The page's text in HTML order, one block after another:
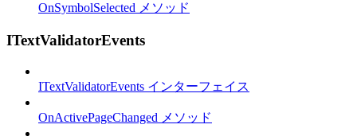
OnSymbolSelected メソッド
ITextValidatorEvents
ITextValidatorEvents インターフェイス
OnActivePageChanged メソッド